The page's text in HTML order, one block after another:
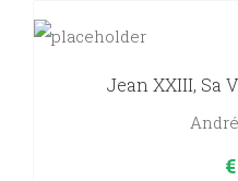
Jean XXIII, Sa
€